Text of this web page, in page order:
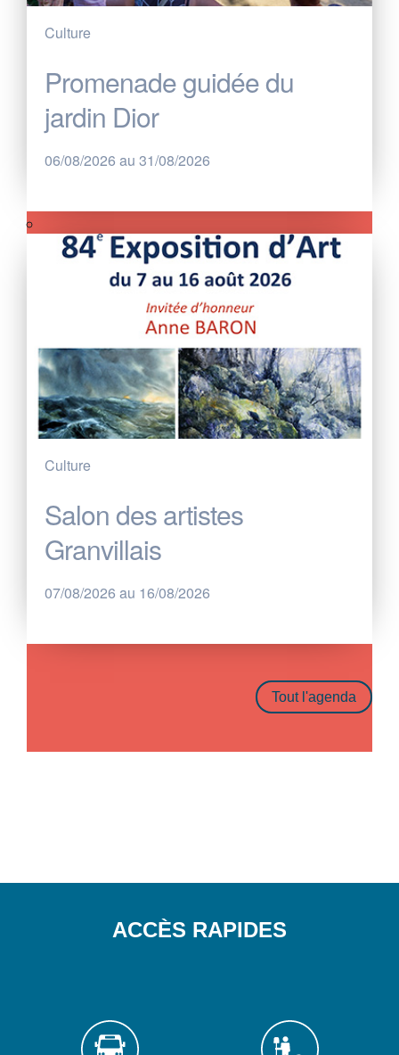
Culture
Promenade guidée du
jardin Dior
06/08/2026 au 31/08/2026
Culture
Salon des artistes
Granvillais
07/08/2026 au 16/08/2026
Tout l'agenda
ACCÈS RAPIDES